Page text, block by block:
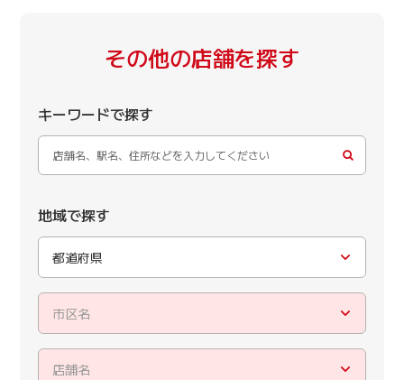
その他の店舗を探す
キーワードで探す
地域で探す
都道府県
市区名
店舗名